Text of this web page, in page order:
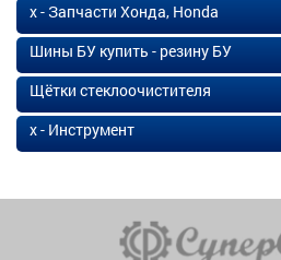
х - Запчасти Хонда, Honda
Шины БУ купить - резину БУ
Щётки стеклоочистителя
х - Инструмент